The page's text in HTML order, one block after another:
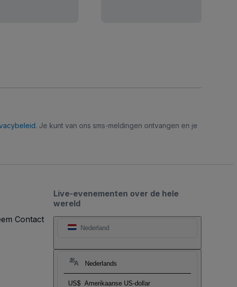
. Je kunt van ons sms-meldingen ontvangen en je
Live-evenementen over de hele
wereld
Nederland
Nederlands
US$ Amerikaanse US-dollar
Contact